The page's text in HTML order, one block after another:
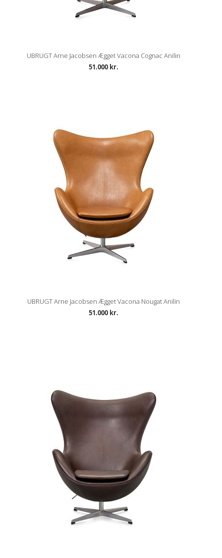
UBRUGT Arne Jacobsen Ægget Vacona Cognac Anilin
51.000 kr.
UBRUGT Arne Jacobsen Ægget Vacona Nougat Anilin
51.000 kr.